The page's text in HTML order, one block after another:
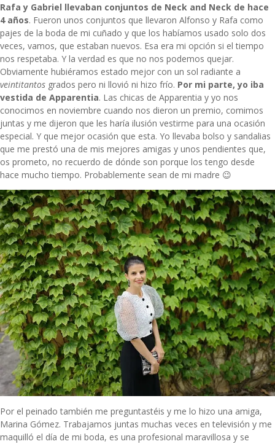
Rafa y Gabriel llevaban conjuntos de Neck and Neck de hace
4 años. Fueron unos conjuntos que llevaron Alfonso y Rafa como
pajes de la boda de mi cuñado y que los habíamos usado solo dos
veces, vamos, que estaban nuevos. Esa era mi opción si el tiempo
nos respetaba. Y la verdad es que no nos podemos quejar.
Obviamente hubiéramos estado mejor con un sol radiante a
veintitantos grados pero ni llovió ni hizo frío. Por mi parte, yo iba
vestida de Apparentia. Las chicas de Apparentia y yo nos
conocimos en noviembre cuando nos dieron un premio, comimos
juntas y me dijeron que les haría ilusión vestirme para una ocasión
especial. Y que mejor ocasión que esta. Yo llevaba bolso y sandalias
que me prestó una de mis mejores amigas y unos pendientes que,
os prometo, no recuerdo de dónde son porque los tengo desde
hace mucho tiempo. Probablemente sean de mi madre 😉
Por el peinado también me preguntastéis y me lo hizo una amiga,
Marina Gómez. Trabajamos juntas muchas veces en televisión y me
maquilló el día de mi boda, es una profesional maravillosa y se